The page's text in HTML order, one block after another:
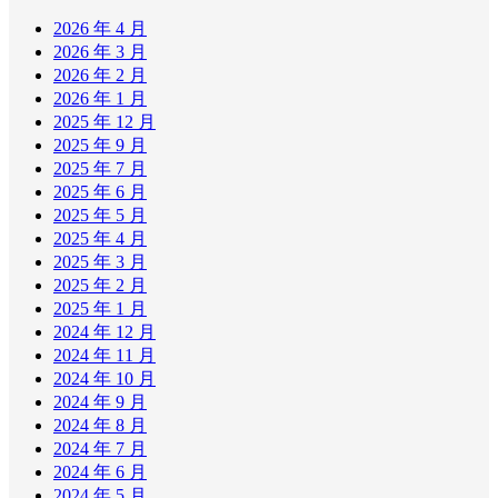
2026 年 4 月
2026 年 3 月
2026 年 2 月
2026 年 1 月
2025 年 12 月
2025 年 9 月
2025 年 7 月
2025 年 6 月
2025 年 5 月
2025 年 4 月
2025 年 3 月
2025 年 2 月
2025 年 1 月
2024 年 12 月
2024 年 11 月
2024 年 10 月
2024 年 9 月
2024 年 8 月
2024 年 7 月
2024 年 6 月